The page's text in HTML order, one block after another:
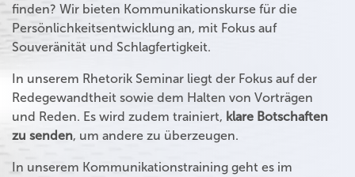
finden? Wir bieten Kommunikationskurse für die
Persönlichkeitsentwicklung an, mit Fokus auf
Souveränität und Schlagfertigkeit.
In unserem Rhetorik Seminar liegt der Fokus auf der
Redegewandtheit sowie dem Halten von Vorträgen
und Reden. Es wird zudem trainiert, klare Botschaften
zu senden, um andere zu überzeugen.
In unserem Kommunikationstraining geht es im